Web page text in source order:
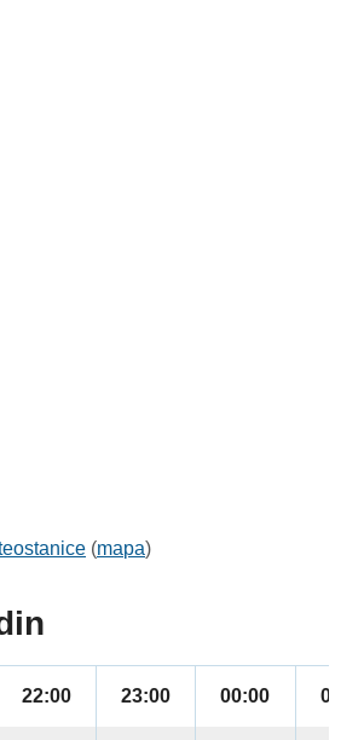
(mapa)
22:00 23:00 00:00 01:00